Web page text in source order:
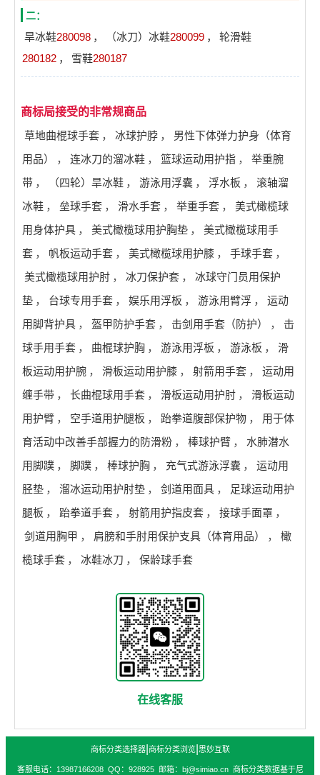
二：
旱冰鞋280098 ， （冰刀）冰鞋280099 ，
轮滑鞋
280182 ， 雪鞋280187
商标局接受的非常规商品
草地曲棍球手套 ， 冰球护脖 ，
男性下体弹力护身（体育
用品）
， 连冰刀的溜冰鞋 ， 篮球运动用护指 ，
举重腕
带 ， （四轮）旱冰鞋 ， 游泳用浮囊 ， 浮水板 ，
滚轴溜
冰鞋 ， 垒球手套 ， 滑水手套 ， 举重手套 ，
美式橄榄球
用身体护具 ， 美式橄榄球用护胸垫 ，
美式橄榄球用手
套 ， 帆板运动手套 ， 美式橄榄球用护膝 ， 手球手套 ，
美式橄榄球用护肘 ， 冰刀保护套 ，
冰球守门员用保护
垫 ， 台球专用手套 ， 娱乐用浮板 ， 游泳用臂浮 ，
运动
用脚背护具 ， 盔甲防护手套 ， 击剑用手套（防护） ，
击
球手用手套 ， 曲棍球护胸 ， 游泳用浮板 ， 游泳板 ，
滑
板运动用护腕 ， 滑板运动用护膝 ， 射箭用手套 ，
运动用
缠手带 ， 长曲棍球用手套 ， 滑板运动用护肘 ，
滑板运动
用护臂 ， 空手道用护腿板 ， 跆拳道腹部保护物 ，
用于体
育活动中改善手部握力的防滑粉 ， 棒球护臂 ，
水肺潜水
用脚蹼 ， 脚蹼 ， 棒球护胸 ， 充气式游泳浮囊 ，
运动用
胫垫 ， 溜冰运动用护肘垫 ， 剑道用面具 ，
足球运动用护
腿板 ， 跆拳道手套 ， 射箭用护指皮套 ， 接球手面罩 ，
剑道用胸甲 ， 肩膀和手肘用保护支具（体育用品） ，
橄
榄球手套 ， 冰鞋冰刀 ， 保龄球手套
在线客服
商标分类选择器| 商标分类浏览| 思妙互联
客服电话：13987166208 QQ：928925 邮箱：bj@simiao.cn 商标分类数据基于尼